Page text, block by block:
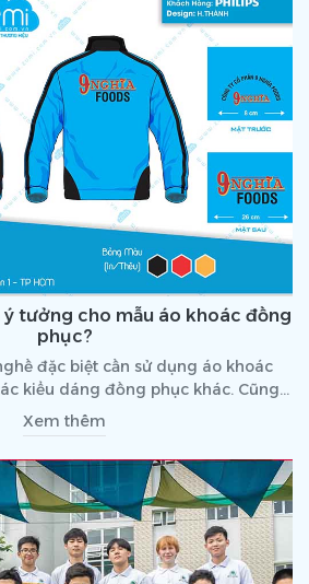
ý tưởng cho mẫu áo khoác đồng
phục?
đặc biệt cần sử dụng áo khoác
kiểu dáng đồng phục khác. Cũng
khác, trước khi có được sản phẩm
lần lên ý tưởng cho sản phẩm.
mẫu áo khoác, doanh nghiệp cần
lưu ý những gì?
Xem thêm